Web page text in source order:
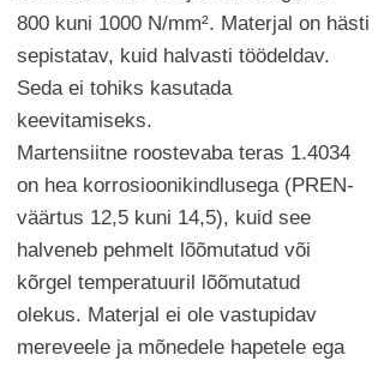
800 kuni 1000 N/mm². Materjal on hästi
sepistatav, kuid halvasti töödeldav.
Seda ei tohiks kasutada
keevitamiseks.
Martensiitne roostevaba teras 1.4034
on hea korrosioonikindlusega (PREN-
väärtus 12,5 kuni 14,5), kuid see
halveneb pehmelt lõõmutatud või
kõrgel temperatuuril lõõmutatud
olekus. Materjal ei ole vastupidav
mereveele ja mõnedele hapetele ega